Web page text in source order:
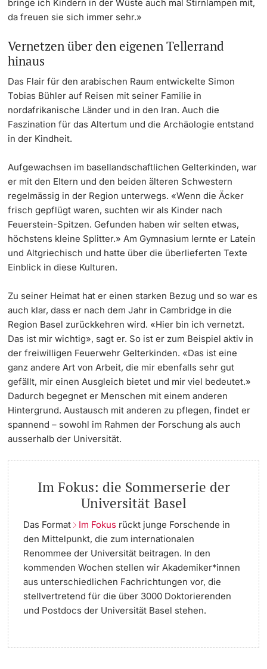
bringe ich Kindern in der Wüste auch mal Stirnlampen mit,
da freuen sie sich immer sehr.»
Vernetzen über den eigenen Tellerrand
hinaus
Das Flair für den arabischen Raum entwickelte Simon
Tobias Bühler auf Reisen mit seiner Familie in
nordafrikanische Länder und in den Iran. Auch die
Faszination für das Altertum und die Archäologie entstand
in der Kindheit.
Aufgewachsen im basellandschaftlichen Gelterkinden, war
er mit den Eltern und den beiden älteren Schwestern
regelmässig in der Region unterwegs. «Wenn die Äcker
frisch gepflügt waren, suchten wir als Kinder nach
Feuerstein-Spitzen. Gefunden haben wir selten etwas,
höchstens kleine Splitter.» Am Gymnasium lernte er Latein
und Altgriechisch und hatte über die überlieferten Texte
Einblick in diese Kulturen.
Zu seiner Heimat hat er einen starken Bezug und so war es
auch klar, dass er nach dem Jahr in Cambridge in die
Region Basel zurückkehren wird. «Hier bin ich vernetzt.
Das ist mir wichtig», sagt er. So ist er zum Beispiel aktiv in
der freiwilligen Feuerwehr Gelterkinden. «Das ist eine
ganz andere Art von Arbeit, die mir ebenfalls sehr gut
gefällt, mir einen Ausgleich bietet und mir viel bedeutet.»
Dadurch begegnet er Menschen mit einem anderen
Hintergrund. Austausch mit anderen zu pflegen, findet er
spannend – sowohl im Rahmen der Forschung als auch
ausserhalb der Universität.
Im Fokus: die Sommerserie der
Universität Basel
Das Format Im Fokus rückt junge Forschende in
den Mittelpunkt, die zum internationalen
Renommee der Universität beitragen. In den
kommenden Wochen stellen wir Akademiker*innen
aus unterschiedlichen Fachrichtungen vor, die
stellvertretend für die über 3000 Doktorierenden
und Postdocs der Universität Basel stehen.